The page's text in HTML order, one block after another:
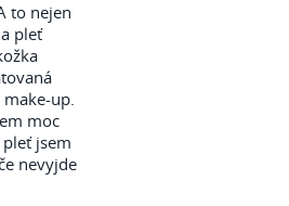
to nejen
pleť
up.
moc
jsem
nevyjde